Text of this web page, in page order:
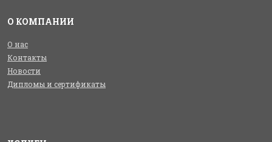
О КОМПАНИИ
О нас
Контакты
Новости
Дипломы и сертификаты